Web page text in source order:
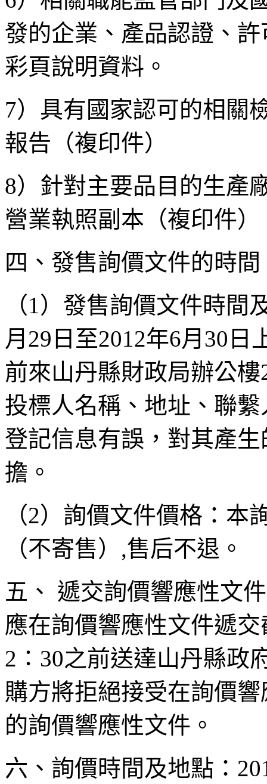
發的企業、產品認證、
彩頁說明資料。
7）具有國家認可的相關
報告（複印件）
8）針對主要品目的生產
營業執照副本（複印件）
四、發售詢價文件的時
（1）發售詢價文件時間
月29日至2012年6月30日
前來山丹縣財政局辦公
投標人名稱、地址、聯
登記信息有誤，對其產
擔。
（2）詢價文件價格：本
（不寄售）,售后不退。
五、 遞交詢價響應性文
應在詢價響應性文件遞
2∶30之前送達山丹縣政
購方將拒絕接受在詢價
的詢價響應性文件。
六、詢價時間及地點：